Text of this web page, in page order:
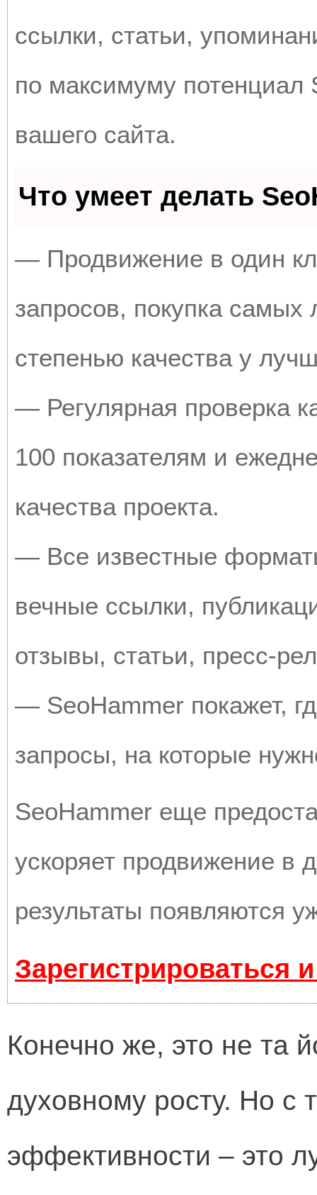
ссылки, статьи,
по максимуму потенциал
вашего сайта.
Что умеет делать
— Продвижение в один
запросов, покупка
степенью качества у
— Регулярная проверка
100 показателям и
качества проекта.
— Все известные
вечные ссылки,
отзывы, статьи, пресс-
— SeoHammer покажет,
запросы, на которые
SeoHammer еще
ускоряет продвижение в
результаты появляются
Зарегистрироваться
Конечно же, это не та
духовному росту. Но с
эффективности – это